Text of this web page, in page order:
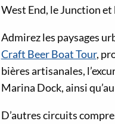
West End, le Junction et
Admirez les paysages
Craft Beer Boat Tour,
bières artisanales,
Marina Dock, ainsi
D’autres circuits